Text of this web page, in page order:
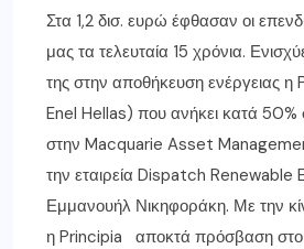
Στα 1,2 δισ. ευρώ έφθασαν οι
μας τα τελευταία 15 χρόνια.
της στην αποθήκευση ενέργειας
Enel Hellas) που ανήκει κατά 50%
στην Macquarie Asset
την εταιρεία Dispatch Renewable
Εμμανουήλ Νικηφοράκη. Με την
η Principia αποκτά πρόσβαση στο